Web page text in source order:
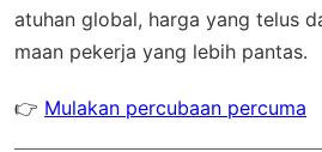
atuhan global, harga yang telus
maan pekerja yang lebih pantas.
👉 Mulakan percubaan percuma